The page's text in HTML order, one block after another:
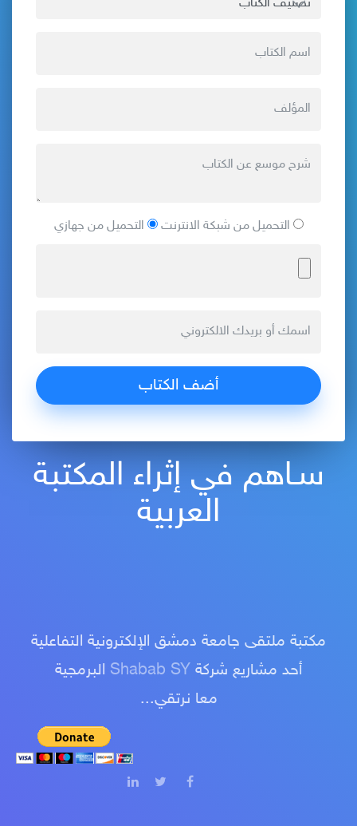
التحميل من شبكة الانترنت التحميل من جهازي
سـاهم في إثراء المكتبة
العربية
مكتبة ملتقى جامعة دمشق الإلكترونية التفاعلية
أحد مشاريع شركة Shabab SY البرمجية
معا نرتقي...